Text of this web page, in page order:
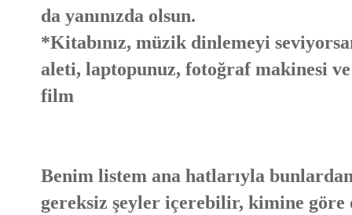
da yanınızda olsun.
*Kitabınız, müzik dinlemeyi
aleti, laptopunuz, fotoğraf makinesi
film
Benim listem ana hatlarıyla
gereksiz şeyler içerebilir, kimine